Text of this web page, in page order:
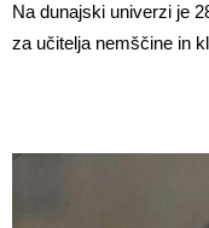
Na dunajski univerzi je
za učitelja nemščine in